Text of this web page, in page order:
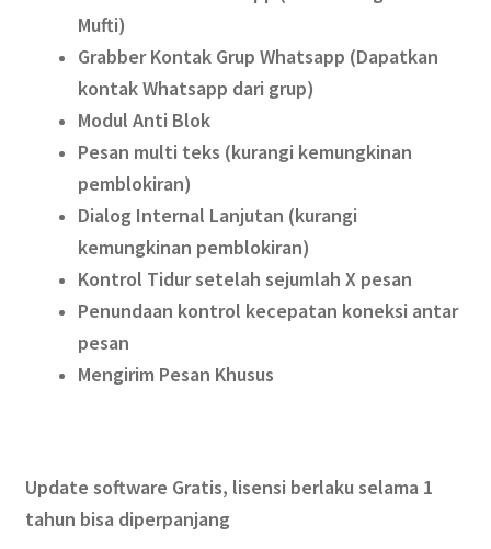
Mufti)
Grabber Kontak Grup Whatsapp (Dapatkan
kontak Whatsapp dari grup)
Modul Anti Blok
Pesan multi teks (kurangi kemungkinan
pemblokiran)
Dialog Internal Lanjutan (kurangi
kemungkinan pemblokiran)
Kontrol Tidur setelah sejumlah X pesan
Penundaan kontrol kecepatan koneksi antar
pesan
Mengirim Pesan Khusus
Update software Gratis, lisensi berlaku selama 1
tahun bisa diperpanjang